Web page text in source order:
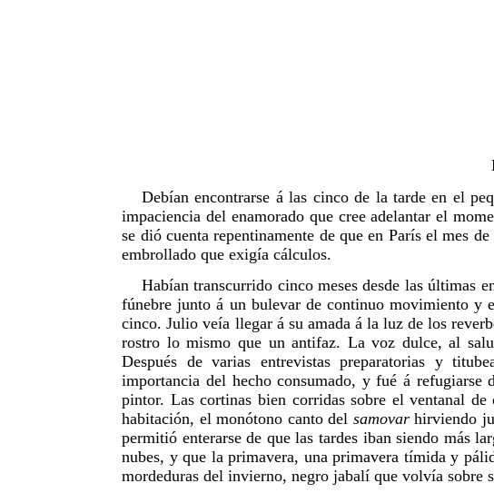
Debían encontrarse á las cinco de la tarde en el
impaciencia del enamorado que cree adelantar el
se dió cuenta repentinamente de que en París el mes
embrollado que exigía cálculos.
Habían transcurrido cinco meses desde las últimas
fúnebre junto á un bulevar de continuo movimiento y
cinco. Julio veía llegar á su amada á la luz de los
rostro lo mismo que un antifaz. La voz dulce, al
Después de varias entrevistas preparatorias y
importancia del hecho consumado, y fué á
pintor. Las cortinas bien corridas sobre el ventanal
habitación, el monótono canto del samovarhirviendo
permitió enterarse de que las tardes iban siendo más
nubes, y que la primavera, una primavera tímida y
mordeduras del invierno, negro jabalí que volvía sobre